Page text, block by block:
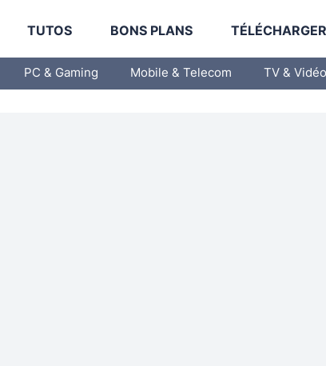
TUTOS BONS PLANS
PC & Gaming Mobile & Telecom TV & Vidéo